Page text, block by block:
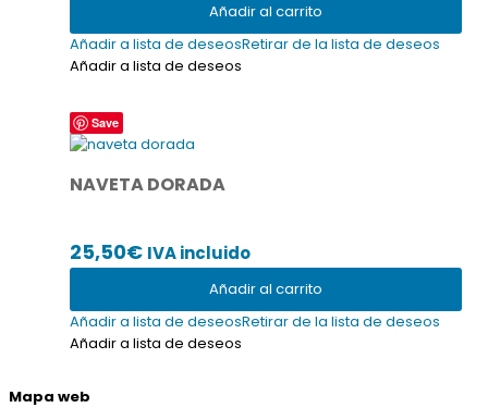
Añadir al carrito
Añadir a lista de deseosRetirar de la lista de deseos
Añadir a lista de deseos
Save
NAVETA DORADA
25,50€ IVA incluido
Añadir al carrito
Añadir a lista de deseosRetirar de la lista de deseos
Añadir a lista de deseos
Mapa web